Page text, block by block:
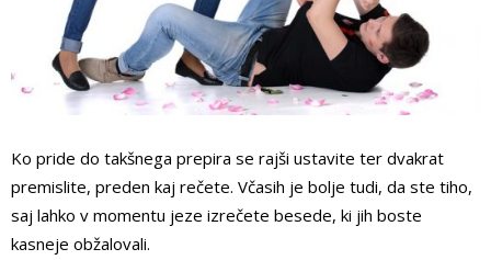
Ko pride do takšnega prepira se rajši ustavite ter dvakrat
premislite, preden kaj rečete. Včasih je bolje tudi, da ste tiho,
saj lahko v momentu jeze izrečete besede, ki jih boste
kasneje obžalovali.